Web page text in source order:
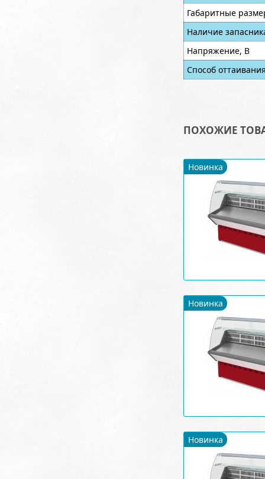
Габаритные
Наличие
Напряжение, В
Способ
ПОХОЖИЕ
Новинка
Новинка
Новинка